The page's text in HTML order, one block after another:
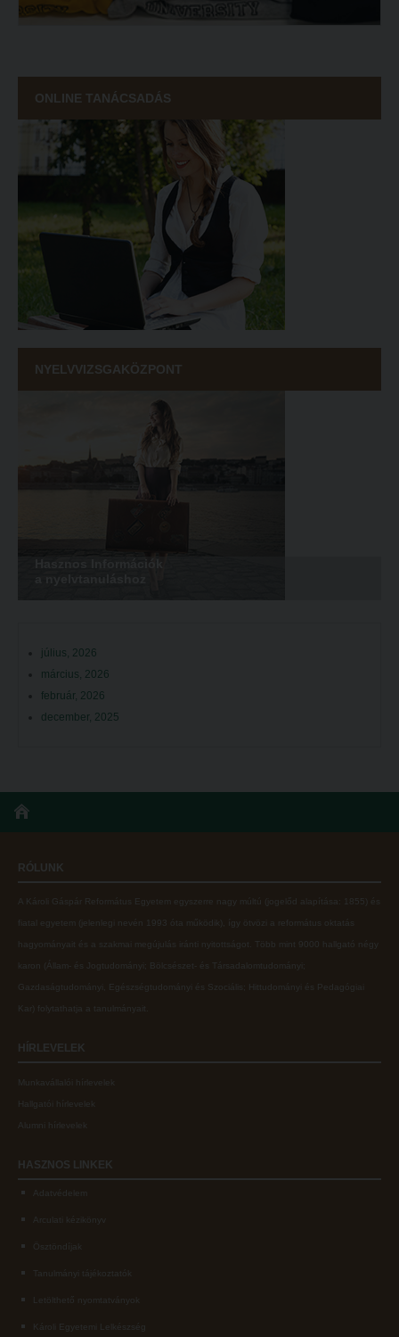
ONLINE TANÁCSADÁS
NYELVVIZSGAKÖZPONT
július, 2026
március, 2026
február, 2026
december, 2025
RÓLUNK
A Károli Gáspár Református Egyetem egyszerre nagy múltú (jogelőd alapítása: 1855) és
fiatal egyetem (jelenlegi nevén 1993 óta működik), így ötvözi a református oktatás
hagyományait és a szakmai megújulás iránti nyitottságot. Több mint 9000 hallgató négy
karon ( Állam- és Jogtudományi; Bölcsészet- és Társadalomtudományi;
Gazdaságtudományi, Egészségtudományi és Szociális; Hittudományi és Pedagógiai
Kar ) folytathatja a tanulmányait.
HÍRLEVELEK
Munkavállalói hírlevelek
Hallgatói hírlevelek
Alumni hírlevelek
HASZNOS LINKEK
Adatvédelem
Arculati kézikönyv
Ösztöndíjak
Tanulmányi tájékoztatók
Letölthető nyomtatványok
Károli Egyetemi Lelkészség